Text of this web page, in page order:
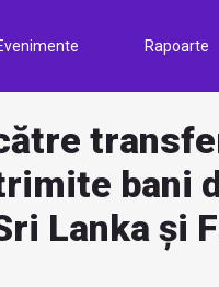
Rapoarte
bani
Lanka și